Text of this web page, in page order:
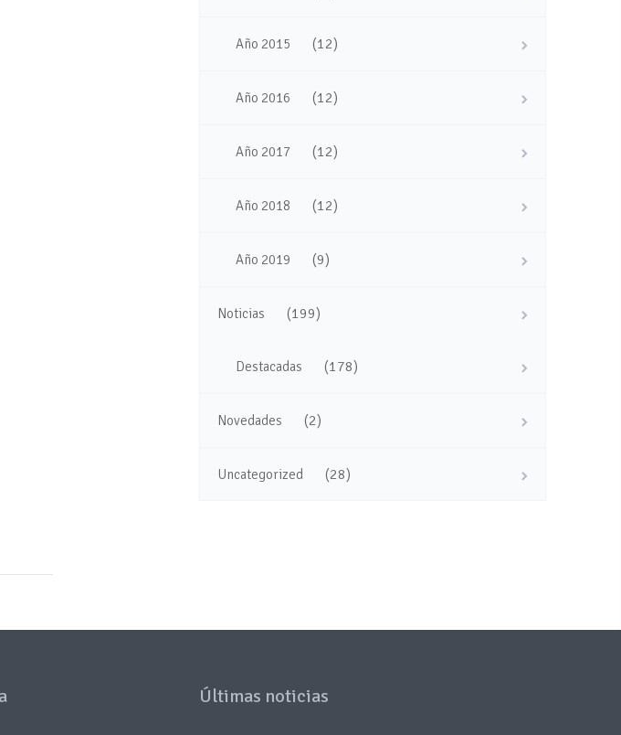
Año 2015 (12)
Año 2016 (12)
Año 2017 (12)
Año 2018 (12)
Año 2019 (9)
Noticias (199)
Destacadas (178)
Novedades (2)
Uncategorized (28)
Últimas noticias